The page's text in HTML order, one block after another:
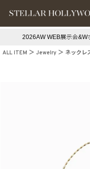
2026AW WEB展示会&W
ALL ITEM Jewelry ネックレ